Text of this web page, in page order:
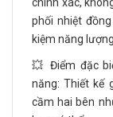
phối nhiệt
kiệm năng
💥 Điểm đặc
năng: Thiết kế
cầm hai bên